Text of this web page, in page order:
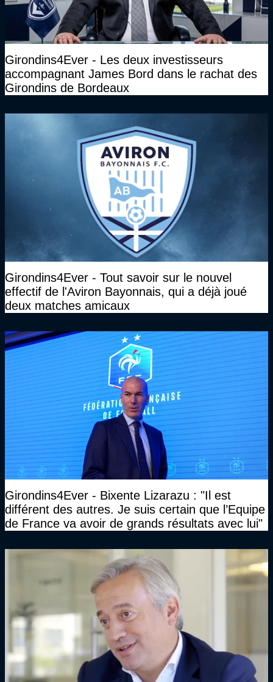
Girondins4Ever - Les deux investisseurs
accompagnant James Bord dans le rachat des
Girondins de Bordeaux
Girondins4Ever - Tout savoir sur le nouvel
effectif de l'Aviron Bayonnais, qui a déjà joué
deux matches amicaux
Girondins4Ever - Bixente Lizarazu : "Il est
différent des autres. Je suis certain que l’Equipe
de France va avoir de grands résultats avec lui"